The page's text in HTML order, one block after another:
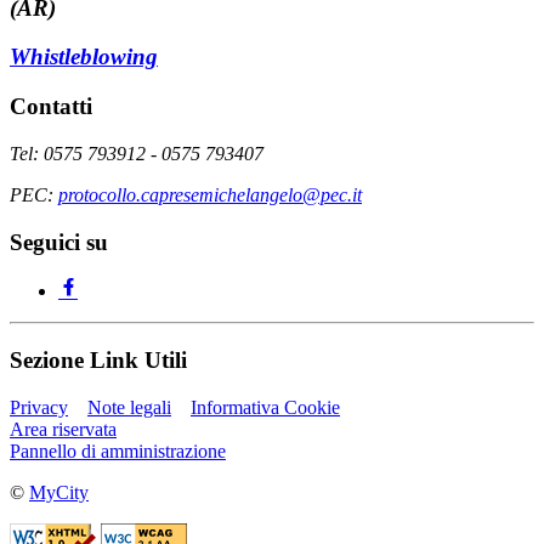
(AR)
Whistleblowing
Contatti
Tel: 0575 793912 - 0575 793407
PEC: protocollo.capresemichelangelo@pec.it
Seguici su
Sezione Link Utili
Privacy Note legali
Informativa Cookie
Area riservata
Pannello di amministrazione
© MyCity